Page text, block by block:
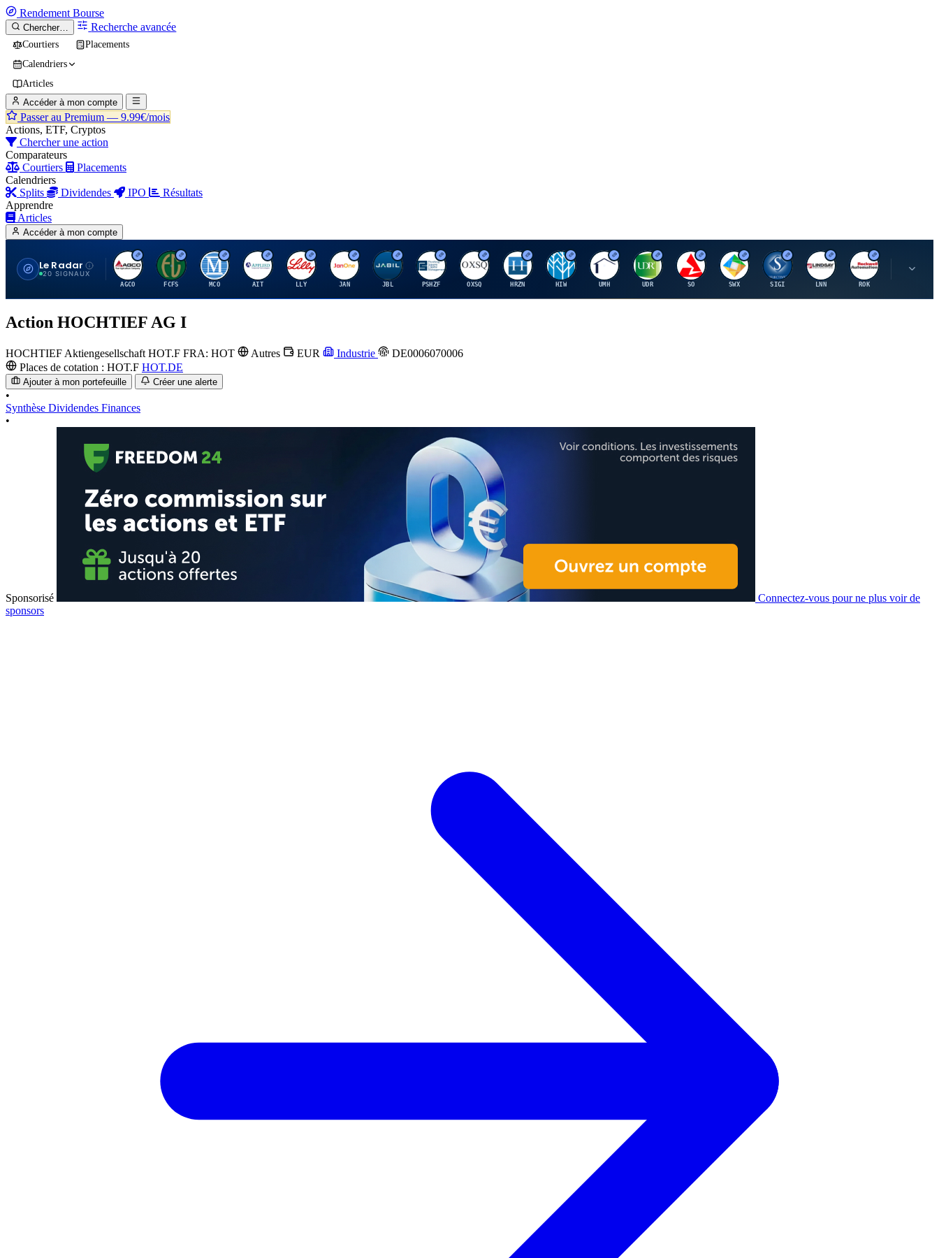
Rendement Bourse
Chercher… Recherche avancée
Courtiers
Placements
Calendriers
Articles
Accéder à mon compte
Passer au Premium — 9.99€/mois
Actions, ETF, Cryptos
Chercher une action
Comparateurs
Courtiers
Placements
Calendriers
Splits
Dividendes IPO
Résultats
Apprendre
Articles
Accéder à mon compte
Le Radar
20 SIGNAUX
A
AGCO
F
FCFS
M
MCO
A
AIT
E
LLY
J
JAN
J
JBL
P
PSHZF
O
OXSQ
H
HRZN
H
HIW
U
UMH
U
UDR
S
SO
S
SWX
S
SIGI
L
LNN
R
ROK
P
Action HOCHTIEF AG I
HOCHTIEF Aktiengesellschaft HOT.F FRA: HOT Autres EUR Industrie
DE0006070006
Places de cotation : HOT.F HOT.DE
Ajouter à mon portefeuille Créer une alerte
•
Synthèse Dividendes Finances
•
Sponsorisé
Connectez-vous pour ne plus voir de
sponsors